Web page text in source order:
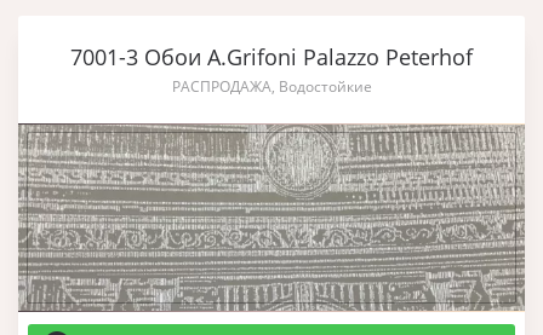
7001-3 Обои A.Grifoni Palazzo Peterhof
РАСПРОДАЖА, Водостойкие